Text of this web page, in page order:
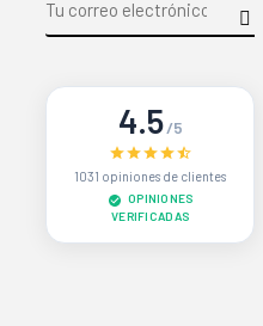
4.5/5
1031 opiniones de clientes
OPINIONES
VERIFICADAS